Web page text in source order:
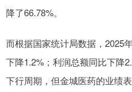
降了66.78%。
而根据国家统计局数据，2025
下降1.2%；利润总额同比下降
下行周期，但金城医药的业绩